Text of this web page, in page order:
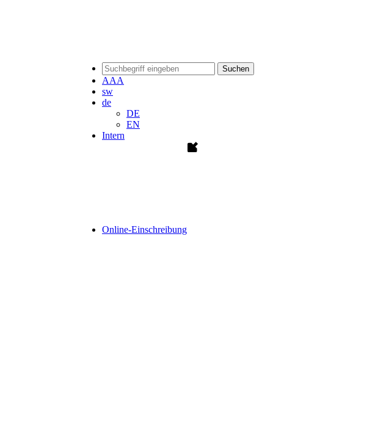
Suchen
AAA
sw
de
DE
EN
Intern
Online-Einschreibung